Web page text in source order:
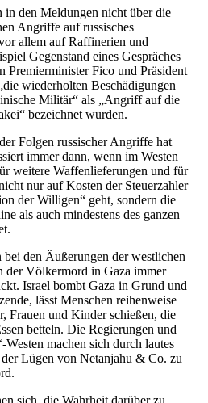
in den Meldungen nicht über die
Angriffe auf russisches
allem auf Raffinerien und
Gegenstand eines Gespräches
Premierminister Fico und Präsident
wiederholten Beschädigungen
Militär“ als „Angriff auf die
bezeichnet wurden.
Folgen russischer Angriffe hat
immer dann, wenn im Westen
weitere Waffenlieferungen und für
nur auf Kosten der Steuerzahler
der Willigen“ geht, sondern die
als auch mindestens des ganzen
den Äußerungen der westlichen
der Völkermord in Gaza immer
Israel bombt Gaza in Grund und
lässt Menschen reihenweise
Frauen und Kinder schießen, die
betteln. Die Regierungen und
machen sich durch lautes
Lügen von Netanjahu & Co. zu